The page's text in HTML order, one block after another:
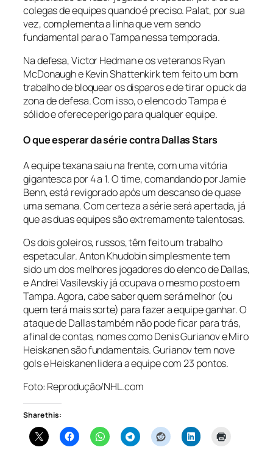
colegas de equipes quando é preciso. Palat, por sua
vez, complementa a linha que vem sendo
fundamental para o Tampa nessa temporada.
Na defesa, Victor Hedman e os veteranos Ryan
McDonaugh e Kevin Shattenkirk tem feito um bom
trabalho de bloquear os disparos e de tirar o puck da
zona de defesa. Com isso, o elenco do Tampa é
sólido e oferece perigo para qualquer equipe.
O que esperar da série contra Dallas Stars
A equipe texana saiu na frente, com uma vitória
gigantesca por 4 a 1. O time, comandando por Jamie
Benn, está revigorado após um descanso de quase
uma semana. Com certeza a série será apertada, já
que as duas equipes são extremamente talentosas.
Os dois goleiros, russos, têm feito um trabalho
espetacular. Anton Khudobin simplesmente tem
sido um dos melhores jogadores do elenco de Dallas,
e Andrei Vasilevskiy já ocupava o mesmo posto em
Tampa. Agora, cabe saber quem será melhor (ou
quem terá mais sorte) para fazer a equipe ganhar. O
ataque de Dallas também não pode ficar para trás,
afinal de contas, nomes como Denis Gurianov e Miro
Heiskanen são fundamentais. Gurianov tem nove
gols e Heiskanen lidera a equipe com 23 pontos.
Foto: Reprodução/NHL.com
Share this: